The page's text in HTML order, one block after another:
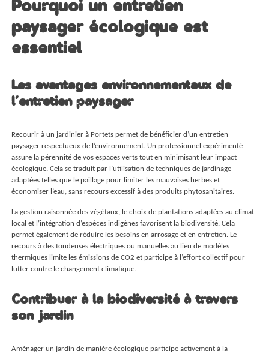
Pourquoi un entretien
paysager écologique est
essentiel
Les avantages environnementaux de
l’entretien paysager
Recourir à un jardinier à Portets permet de bénéficier d’un entretien
paysager respectueux de l’environnement. Un professionnel expérimenté
assure la pérennité de vos espaces verts tout en minimisant leur impact
écologique. Cela se traduit par l’utilisation de techniques de jardinage
adaptées telles que le paillage pour limiter les mauvaises herbes et
économiser l’eau, sans recours excessif à des produits phytosanitaires.
La gestion raisonnée des végétaux, le choix de plantations adaptées au climat
local et l’intégration d’espèces indigènes favorisent la biodiversité. Cela
permet également de réduire les besoins en arrosage et en entretien. Le
recours à des tondeuses électriques ou manuelles au lieu de modèles
thermiques limite les émissions de CO2 et participe à l’effort collectif pour
lutter contre le changement climatique.
Contribuer à la biodiversité à travers
son jardin
Aménager un jardin de manière écologique participe activement à la